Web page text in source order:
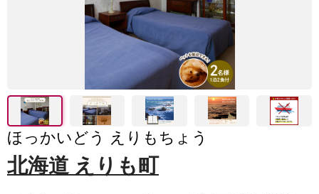
ほっかいどう えりもちょう
北海道 えりも町